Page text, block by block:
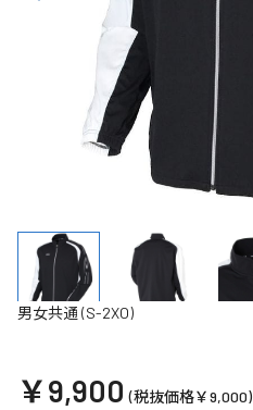
男女共通 (S-2XO)
￥9,900 (税抜価格￥9,000)